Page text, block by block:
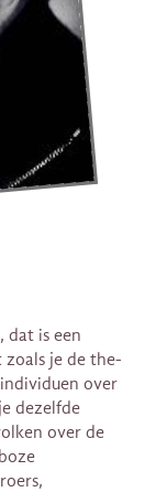
dat is een
je de the-
over
dezelfde
over de